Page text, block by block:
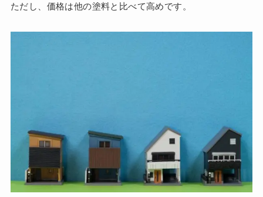
ただし、価格は他の塗料と比べて高めです。